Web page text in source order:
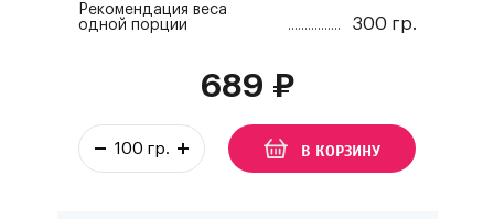
Рекомендация веса
одной порции
300 гр.
689 ₽
В КОРЗИНУ